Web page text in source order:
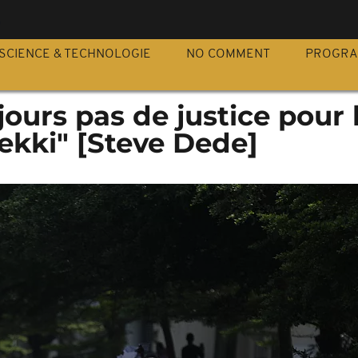
SCIENCE & TECHNOLOGIE NO COMMENT
pas de justice pour
[Steve Dede]